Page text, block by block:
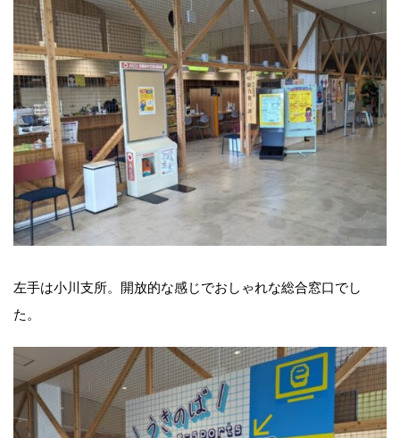
左手は小川支所。開放的な感じでおしゃれな総合窓口でし
た。